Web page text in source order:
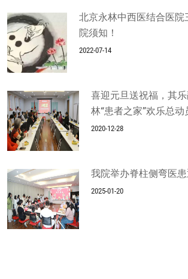
北京永林中西医结合医院
院须知！
2022-07-14
喜迎元旦送祝福，其
林“患者之家”欢乐总
2020-12-28
我院举办脊柱侧弯医
2025-01-20